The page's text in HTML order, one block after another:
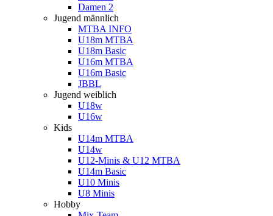
Damen 2
Jugend männlich
MTBA INFO
U18m MTBA
U18m Basic
U16m MTBA
U16m Basic
JBBL
Jugend weiblich
U18w
U16w
Kids
U14m MTBA
U14w
U12-Minis & U12 MTBA
U14m Basic
U10 Minis
U8 Minis
Hobby